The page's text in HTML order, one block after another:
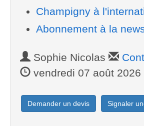
Champigny à
Abonnement à la
Sophie Nicolas
vendredi 07 août 2026
Demander un devis Signaler